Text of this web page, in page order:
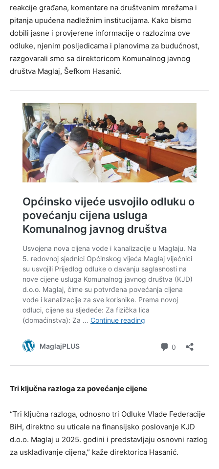
reakcije građana, komentare na društvenim mrežama i
pitanja upućena nadležnim institucijama. Kako bismo
dobili jasne i provjerene informacije o razlozima ove
odluke, njenim posljedicama i planovima za budućnost,
razgovarali smo sa direktoricom Komunalnog javnog
društva Maglaj, Šefkom Hasanić.
Tri ključna razloga za povećanje cijene
“Tri ključna razloga, odnosno tri Odluke Vlade Federacije
BiH, direktno su uticale na finansijsko poslovanje KJD
d.o.o. Maglaj u 2025. godini i predstavljaju osnovni razlog
za usklađivanje cijena,” kaže direktorica Hasanić.